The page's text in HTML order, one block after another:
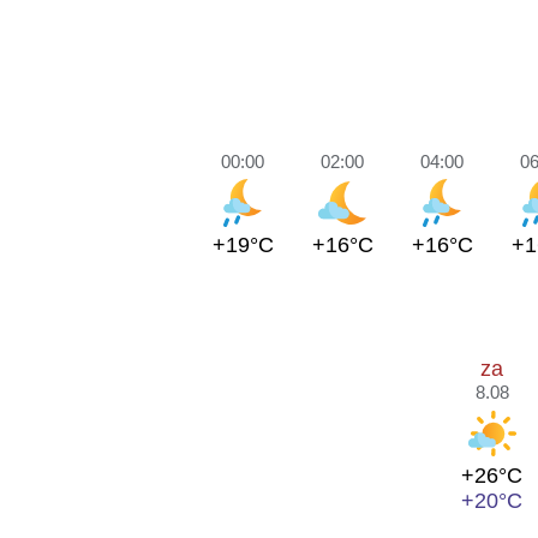
00:00
+19°C
02:00
+16°C
04:00
+16°C
za
8.08
+26°C
+20°C